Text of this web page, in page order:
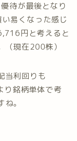
待が最後となり
易くなった感じ
円と考えると
現在200株）
当利回りも
銘柄単体で考
。